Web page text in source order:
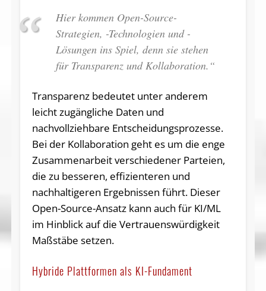
Hier kommen Open-Source-
Strategien, -Technologien und -
Lösungen ins Spiel, denn sie stehen
für Transparenz und Kollaboration.“
Transparenz bedeutet unter anderem
leicht zugängliche Daten und
nachvollziehbare Entscheidungsprozesse.
Bei der Kollaboration geht es um die enge
Zusammenarbeit verschiedener Parteien,
die zu besseren, effizienteren und
nachhaltigeren Ergebnissen führt. Dieser
Open-Source-Ansatz kann auch für KI/ML
im Hinblick auf die Vertrauenswürdigkeit
Maßstäbe setzen.
Hybride Plattformen als KI-Fundament